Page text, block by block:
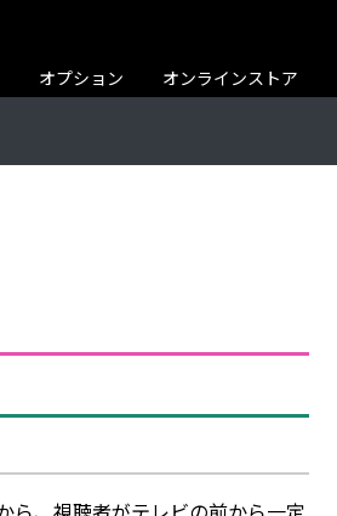
オプション オンラインストア